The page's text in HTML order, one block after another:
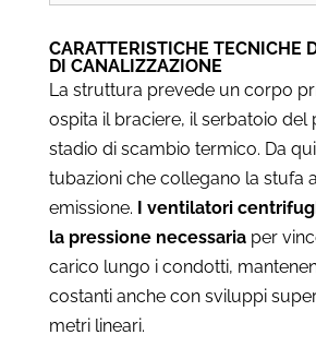
CARATTERISTICHE TECNICHE
DI CANALIZZAZIONE
La struttura prevede un corpo
ospita il braciere, il serbatoio del
stadio di scambio termico. Da
tubazioni che collegano la stufa
emissione. I ventilatori
la pressione necessariaper
carico lungo i condotti,
costanti anche con sviluppi
metri lineari.